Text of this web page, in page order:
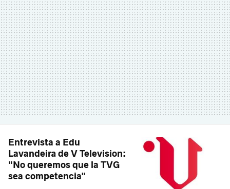
Entrevista a Edu
Lavandeira de V Television:
"No queremos que la TVG
sea competencia"